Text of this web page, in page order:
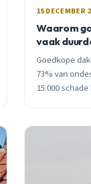
15 DECEMBER
Waarom
vaak
Goedkope
73% van
15.000